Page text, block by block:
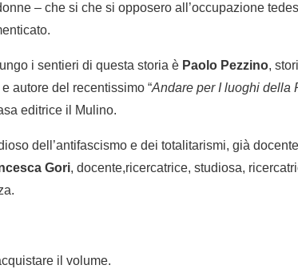
– che si che si opposero all’occupazione
i sentieri di questa storia è Paolo Pezzino,
autore del recentissimo “Andare per I luoghi della
editrice il Mulino.
dell’antifascismo e dei totalitarismi, già
Gori, docente,ricercatrice, studiosa,
il volume.